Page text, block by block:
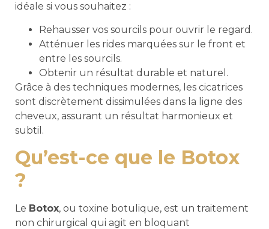
idéale si vous souhaitez :
Rehausser vos sourcils pour ouvrir le regard.
Atténuer les rides marquées sur le front et
entre les sourcils.
Obtenir un résultat durable et naturel.
Grâce à des techniques modernes, les cicatrices
sont discrètement dissimulées dans la ligne des
cheveux, assurant un résultat harmonieux et
subtil.
Qu’est-ce que le Botox
?
Le Botox, ou toxine botulique, est un traitement
non chirurgical qui agit en bloquant